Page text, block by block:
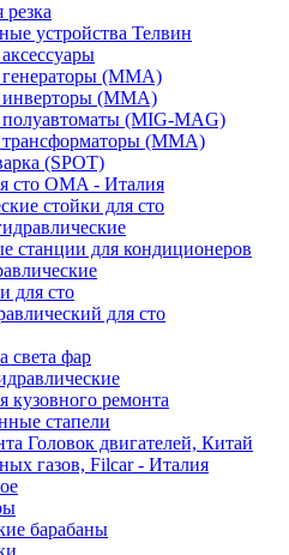
устройства Телвин
(MMA)
(MMA)
(MIG-MAG)
(MMA)
(SPOT)
сто OMA - Италия
стойки для сто
станции для кондиционеров
для сто
для сто
света фар
кузовного ремонта
стапели
Головок двигателей, Китай
газов, Filcar - Италия
барабаны